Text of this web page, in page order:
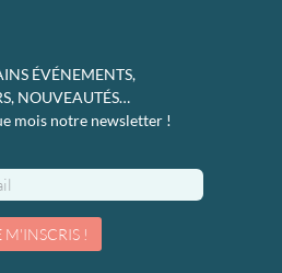
ÉVÉNEMENTS,
NOUVEAUTÉS…
mois notre newsletter !